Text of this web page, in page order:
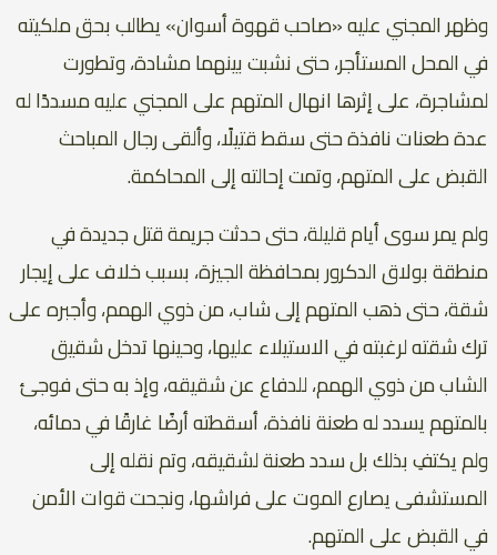
وظهر المجني عليه «صاحب قهوة أسوان» يطالب بحق ملكيته
في المحل المستأجر، حتى نشبت بينهما مشادة، وتطورت
لمشاجرة، على إثرها انهال المتهم على المجني عليه مسددًا له
عدة طعنات نافذة حتى سقط قتيلًا، وألقى رجال المباحث
القبض على المتهم، وتمت إحالته إلى المحاكمة.
ولم يمر سوى أيام قليلة، حتى حدثت جريمة قتل جديدة في
منطقة بولاق الدكرور بمحافظة الجيزة، بسبب خلاف على إيجار
شقة، حتى ذهب المتهم إلى شاب، من ذوي الهمم، وأجبره على
ترك شقته لرغبته في الاستيلاء عليها، وحينها تدخل شقيق
الشاب من ذوي الهمم، للدفاع عن شقيقه، وإذ به حتى فوجئ
بالمتهم يسدد له طعنة نافذة، أسقطته أرضًا غارقًا في دمائه،
ولم يكتفِ بذلك بل سدد طعنة لشقيقه، وتم نقله إلى
المستشفى يصارع الموت على فراشها، ونجحت قوات الأمن
في القبض على المتهم.